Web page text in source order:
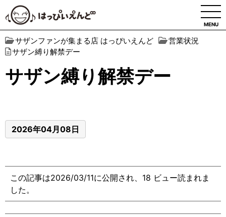
MENU
サザンファンが集まる店 はっぴいえんど
営業状況
サザン縛り解禁デー
サザン縛り解禁デー
2026年04月08日
この記事は2026/03/11に公開され、18 ビュー読まれま
した。